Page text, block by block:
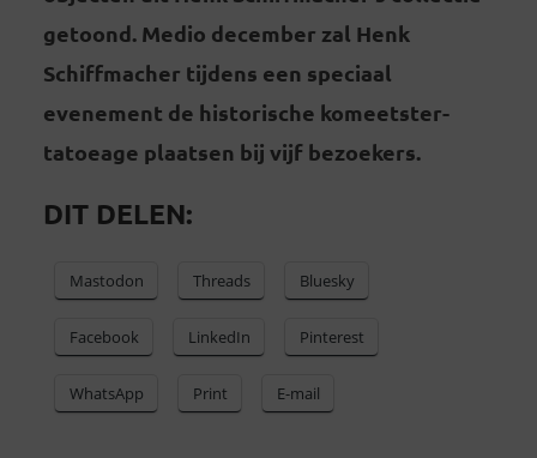
getoond. Medio december zal Henk
Schiffmacher tijdens een speciaal
evenement de historische komeetster-
tatoeage plaatsen bij vijf bezoekers.
DIT DELEN:
Mastodon Threads Bluesky
Facebook LinkedIn Pinterest
WhatsApp Print E-mail